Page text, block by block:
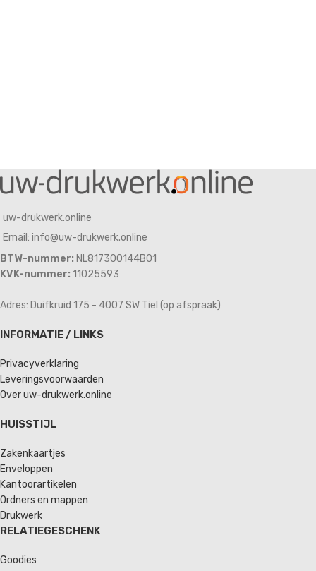
uw-drukwerk.online
Email: info@uw-drukwerk.online
BTW-nummer: NL817300144B01
KVK-nummer: 11025593
Adres: Duifkruid 175 - 4007 SW Tiel (op afspraak)
INFORMATIE / LINKS
Privacyverklaring
Leveringsvoorwaarden
Over uw-drukwerk.online
HUISSTIJL
Zakenkaartjes
Enveloppen
Kantoorartikelen
Ordners en mappen
Drukwerk
RELATIEGESCHENK
Goodies